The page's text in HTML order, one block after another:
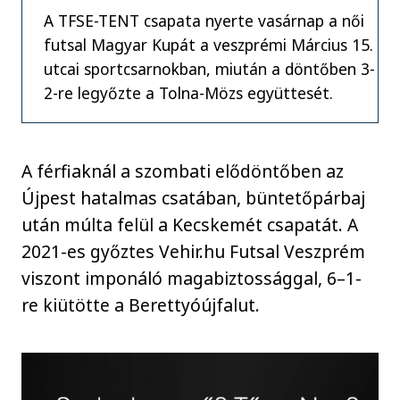
A TFSE-TENT csapata nyerte vasárnap a női
futsal Magyar Kupát a veszprémi Március 15.
utcai sportcsarnokban, miután a döntőben 3-
2-re legyőzte a Tolna-Mözs együttesét.
A férfiaknál a szombati elődöntőben az
Újpest hatalmas csatában, büntetőpárbaj
után múlta felül a Kecskemét csapatát. A
2021-es győztes Vehir.hu Futsal Veszprém
viszont imponáló magabiztossággal, 6–1-
re kiütötte a Berettyóújfalut.